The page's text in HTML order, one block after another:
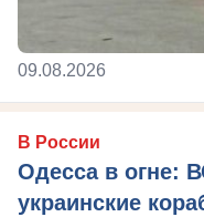
09.08.2026
В России
Одесса в огне:
украинские